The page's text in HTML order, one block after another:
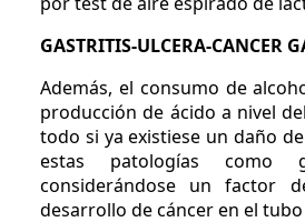
GASTRITIS-ULCERA-CANCER
Además, el consumo de
producción de ácido a nivel
todo si ya existiese un daño
estas patologías como
considerándose un factor
desarrollo de cáncer en el